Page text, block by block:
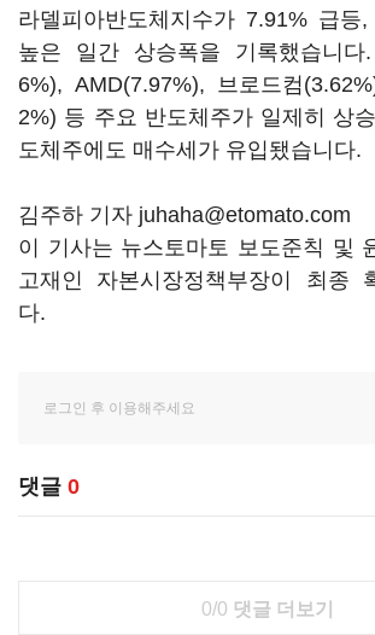
라델피아반도체지수가 7.91% 급
높은 일간 상승폭을 기록했습니다
6%), AMD(7.97%), 브로드컴
2%) 등 주요 반도체주가 일제히 상
도체주에도 매수세가 유입됐습니다.
김주하 기자 juhaha@etomato.com
이 기사는 뉴스토마토 보도준칙 및
고재인 자본시장정책부장이 최종
다.
댓글 0
0/0 댓글 더보기